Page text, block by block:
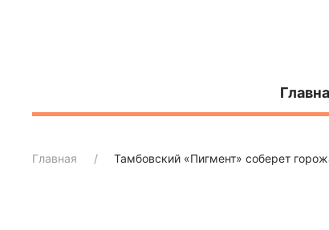
Главная Тамбовский «Пигмент» соберет